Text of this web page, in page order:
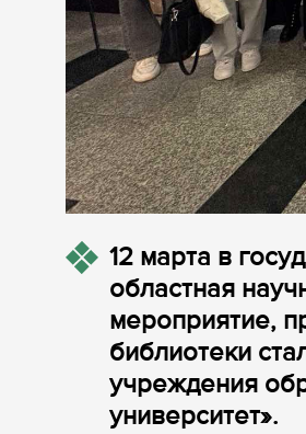
12 марта в
областная
мероприятие,
библиотеки
учреждения
университет».